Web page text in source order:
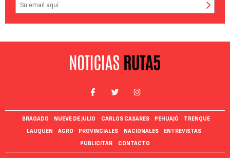
BRAGADO NUEVE DE JULIO CARLOS CASARES PEHUAJÓ
TRENQUE
LAUQUEN
AGRO PROVINCIALES NACIONALES
ENTREVISTAS
PUBLICITAR
CONTACTO